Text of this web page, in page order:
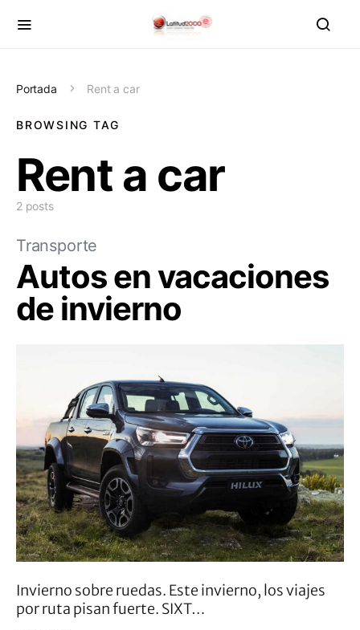
Portada Rent a car
BROWSING TAG
Rent a car
2 posts
Transporte
Autos en vacaciones
de invierno
Invierno sobre ruedas. Este invierno, los viajes
por ruta pisan fuerte. SIXT…